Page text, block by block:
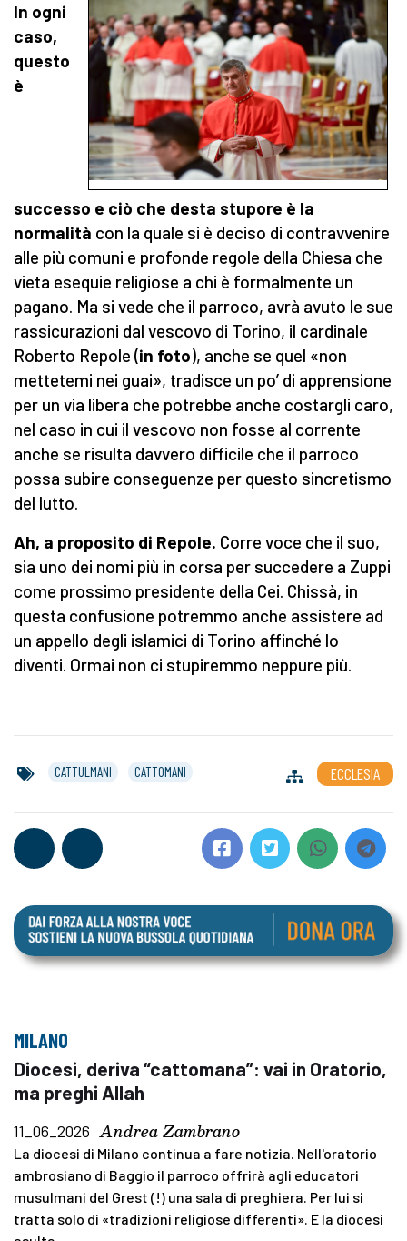
In ogni
caso,
questo
è
successo e ciò che desta stupore è la
normalità con la quale si è deciso di contravvenire
alle più comuni e profonde regole della Chiesa che
vieta esequie religiose a chi è formalmente un
pagano. Ma si vede che il parroco, avrà avuto le sue
rassicurazioni dal vescovo di Torino, il cardinale
Roberto Repole (in foto), anche se quel «non
mettetemi nei guai», tradisce un po’ di apprensione
per un via libera che potrebbe anche costargli caro,
nel caso in cui il vescovo non fosse al corrente
anche se risulta davvero difficile che il parroco
possa subire conseguenze per questo sincretismo
del lutto.
Ah, a proposito di Repole. Corre voce che il suo,
sia uno dei nomi più in corsa per succedere a Zuppi
come prossimo presidente della Cei. Chissà, in
questa confusione potremmo anche assistere ad
un appello degli islamici di Torino affinché lo
diventi. Ormai non ci stupiremmo neppure più.
CATTULMANI CATTOMANI ECCLESIA
MILANO
Diocesi, deriva “cattomana”: vai in Oratorio,
ma preghi Allah
11_06_2026 Andrea Zambrano
La diocesi di Milano continua a fare notizia. Nell'oratorio
ambrosiano di Baggio il parroco offrirà agli educatori
musulmani del Grest (!) una sala di preghiera. Per lui si
tratta solo di «tradizioni religiose differenti». E la diocesi